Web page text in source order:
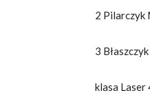
2 Pilarczyk
3
klasa Laser